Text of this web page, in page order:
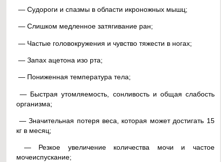
— Судороги и спазмы в области икроножных мышц;
— Слишком медленное затягивание ран;
— Частые головокружения и чувство тяжести в ногах;
— Запах ацетона изо рта;
— Пониженная температура тела;
— Быстрая утомляемость, сонливость и общая слабость
организма;
— Значительная потеря веса, которая может достигать 15
кг в месяц;
— Резкое увеличение количества мочи и частое
мочеиспускание;